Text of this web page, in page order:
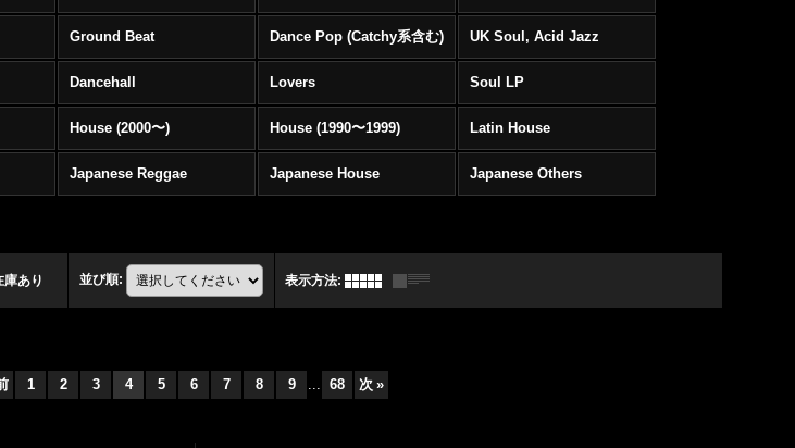
Ground Beat Dance Pop (Catchy系含む) UK Soul, Acid Jazz
Dancehall Lovers Soul LP
House (2000〜) House (1990〜1999) Latin House
Japanese Reggae Japanese House Japanese Others
庫あり 並び順: 表示方法:
1 2 3 4 5 6 7 8 9 ... 68 次 »